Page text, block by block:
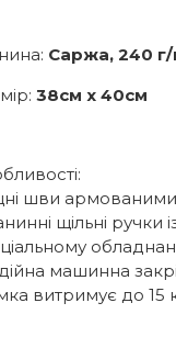
Саржа, 240
38см х 40см
шви
щільні
машинна
витримує до 15